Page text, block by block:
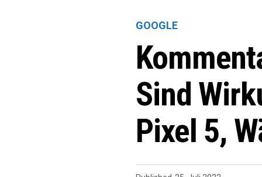
GOOGLE
Sind
Pixel 5,